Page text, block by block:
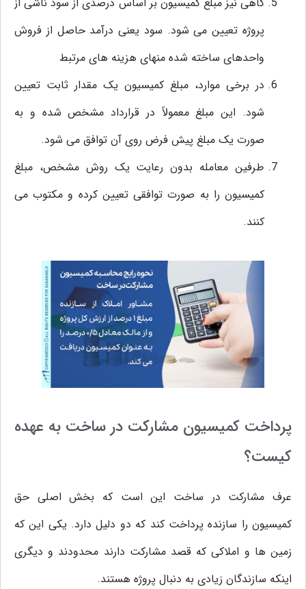
پروژه تعیین می‌ شود. سود یعنی درآمد حاصل از فروش
واحدهای ساخته شده منهای هزینه‌ های مرتبط
در برخی موارد، مبلغ کمیسیون یک مقدار ثابت تعیین
شود. این مبلغ معمولاً در قرارداد مشخص شده و به
صورت یک مبلغ پیش فرض روی آن توافق می‌ شود.
طرفین معامله بدون رعایت یک روش مشخص، مبلغ
کمیسیون را به صورت توافقی تعیین کرده و مکتوب می
کنند.
پرداخت کمیسیون مشارکت در ساخت به عهده
کیست؟
عرف مشارکت در ساخت این است که بخش اصلی حق
کمیسیون را سازنده پرداخت کند که دو دلیل دارد. یکی این که
زمین‌ ها و املاکی که قصد مشارکت دارند محدودند و دیگری
اینکه سازندگان زیادی به دنبال پروژه هستند.